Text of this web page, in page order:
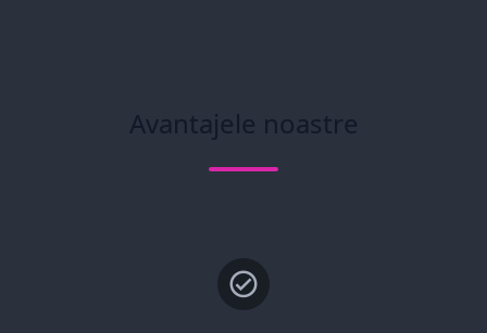
Avantajele noastre